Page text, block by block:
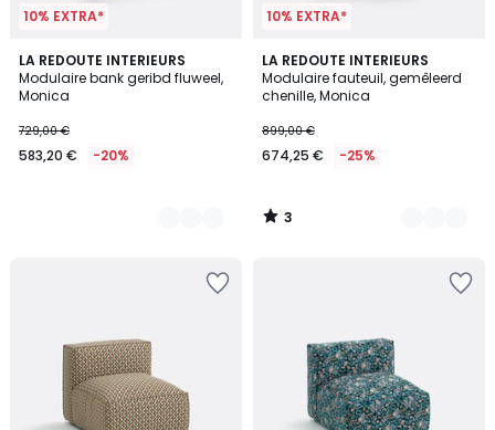
10% EXTRA*
LA REDOUTE INTERIEURS
Modulaire bank geribd fluweel,
Monica
729,00 €
583,20 € -20%
5
Kleuren
10% EXTRA*
LA REDOUTE INTERIEURS
Modulaire fauteuil, gemêleerd
chenille, Monica
899,00 €
674,25 € -25%
3
/
5
3
Kleuren
3
/